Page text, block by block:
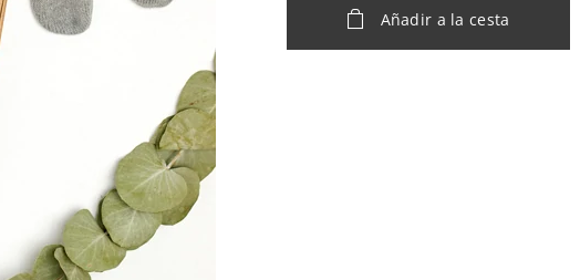
Añadir a la cesta